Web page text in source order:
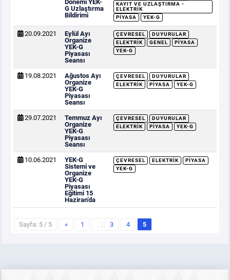
Dönemi YEK-
G Uzlaştırma
Bildirimi
KAYIT VE UZLAŞTIRMA -
ELEKTRIK
PIYASA
YEK-G
20.09.2021
Eylül Ayı
Organize
YEK-G
Piyasası
Seansı
ÇEVRESEL
DUYURULAR
ELEKTRIK
GENEL
PIYASA
YEK-G
19.08.2021
Ağustos Ayı
Organize
YEK-G
Piyasası
Seansı
ÇEVRESEL
DUYURULAR
ELEKTRIK
PIYASA YEK-G
29.07.2021
Temmuz Ayı
Organize
YEK-G
Piyasası
Seansı
ÇEVRESEL
DUYURULAR
ELEKTRIK
PIYASA YEK-G
10.06.2021
YEK-G
Sistemi ve
Organize
YEK-G
Piyasası
Eğitimi 15
Haziran’da
ÇEVRESEL ELEKTRIK
PIYASA
YEK-G
Sayfa: 5 / 5 « 1 … 3 4 5